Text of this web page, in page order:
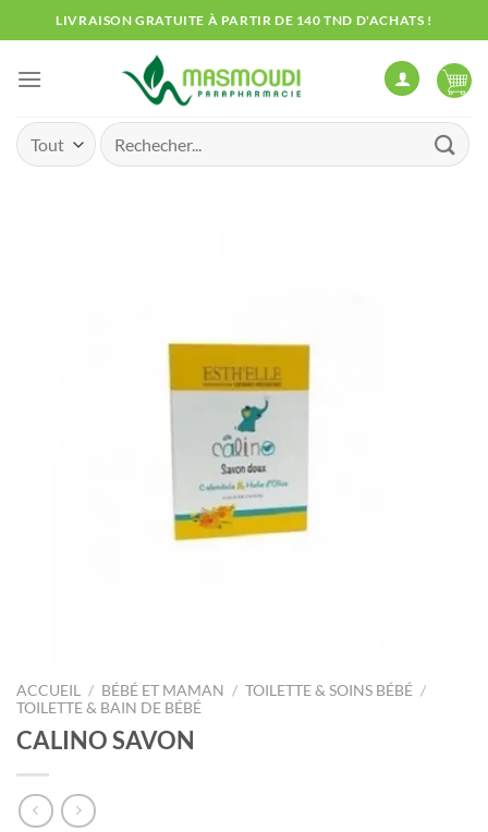
au
contenu
LIVRAISON GRATUITE À PARTIR DE 140 TND D'ACHATS !
Recherche
pour :
ACCUEIL / BÉBÉ ET MAMAN / TOILETTE & SOINS BÉBÉ /
TOILETTE & BAIN DE BÉBÉ
CALINO SAVON